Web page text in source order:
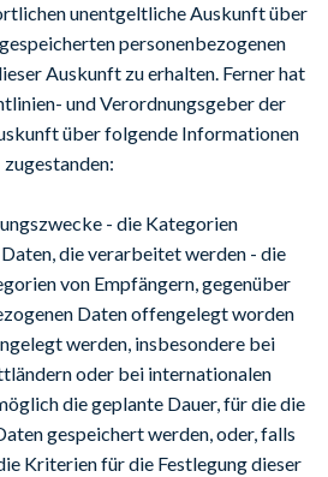
unentgeltliche Auskunft über
personenbezogenen
Auskunft zu erhalten. Ferner hat
und Verordnungsgeber der
über folgende Informationen
zugestanden:
- die Kategorien
die verarbeitet werden - die
von Empfängern, gegenüber
Daten offengelegt worden
werden, insbesondere bei
oder bei internationalen
die geplante Dauer, für die die
gespeichert werden, oder, falls
Kriterien für die Festlegung dieser